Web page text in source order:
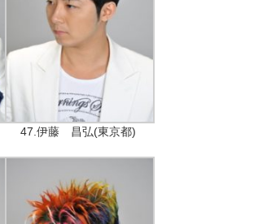
47.伊藤 昌弘(東京都)